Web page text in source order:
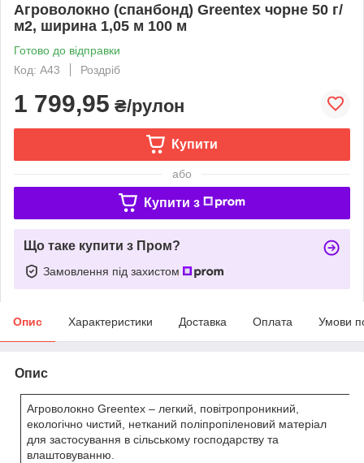
Агроволокно (спанбонд) Greentex чорне 50 г/
м2, ширина 1,05 м 100 м
Готово до відправки
Код: A43
Роздріб
1 799,95 ₴/рулон
Купити
або
Купити з
Що таке купити з Пром?
Замовлення під захистом
Опис Характеристики Доставка Оплата Умови
Опис
Агроволокно Greentex – легкий, повітропроникний,
екологічно чистий, нетканий поліпропіленовий матеріал
для застосування в сільському господарству та
влаштовуванню.